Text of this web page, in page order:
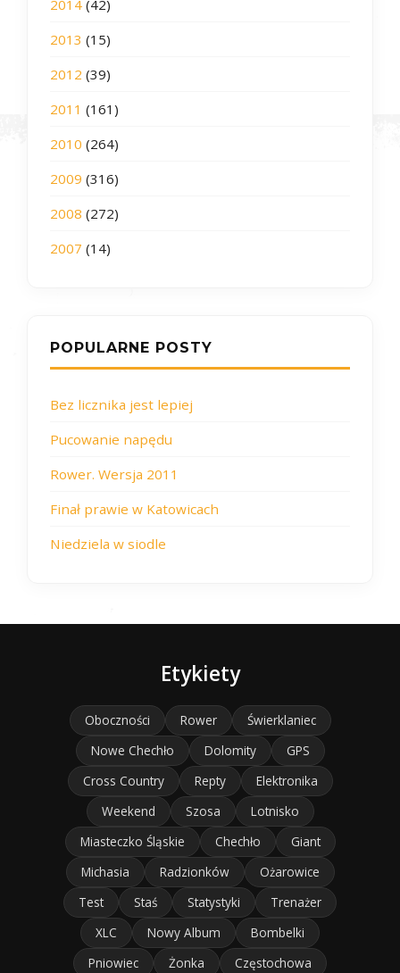
2014 (42)
2013 (15)
2012 (39)
2011 (161)
2010 (264)
2009 (316)
2008 (272)
2007 (14)
POPULARNE POSTY
Bez licznika jest lepiej
Pucowanie napędu
Rower. Wersja 2011
Finał prawie w Katowicach
Niedziela w siodle
Etykiety
Oboczności Rower
Świerklaniec
Nowe Chechło
Dolomity
GPS
Cross Country
Repty
Elektronika
Weekend
Szosa
Lotnisko
Miasteczko Śląskie
Chechło
Giant
Michasia
Radzionków
Ożarowice
Test
Staś Statystyki
Trenażer
XLC
Nowy Album
Bombelki
Pniowiec
Żonka
Częstochowa